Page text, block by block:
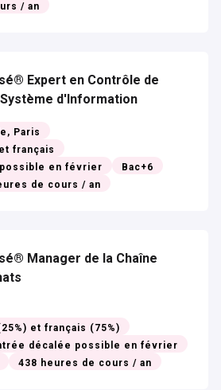
/ an
Expert en Contrôle de
d'Information
Paris
français
en février
Bac+6
de cours / an
Manager de la Chaîne
et français (75%)
décalée possible en février
438 heures de cours / an